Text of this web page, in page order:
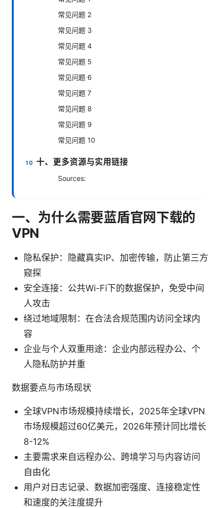
常见问题 2
常见问题 3
常见问题 4
常见问题 5
常见问题 6
常见问题 7
常见问题 8
常见问题 9
常见问题 10
十、更多资源与实用链接
Sources:
一、为什么需要蓝盾官网下载的
VPN
隐私保护：隐藏真实IP、加密传输，防止第三方
窥探
安全连接：公共Wi-Fi下的数据保护，免受中间
人攻击
绕过地域限制：在合法合规范围内访问全球内
容
企业与个人双重用途：企业内部远程办公、个
人隐私防护并重
数据要点与市场现状
全球VPN市场规模持续增长，2025年全球VPN
市场规模超过60亿美元，2026年预计同比增长
8-12%
主要需求来自远程办公、跨境学习与内容访问
自由化
用户对日志记录、数据加密强度、连接稳定性
和速度的关注度提升